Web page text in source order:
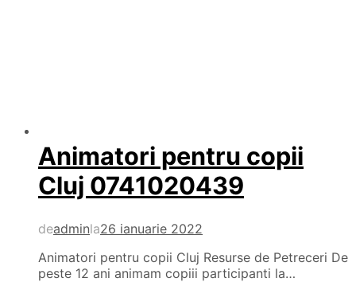
Animatori pentru copii
Cluj 0741020439
deadminla26 ianuarie 2022
Animatori pentru copii Cluj Resurse de Petreceri De
peste 12 ani animam copiii participanti la…